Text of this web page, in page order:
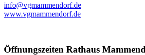
info@vgmammendorf.de
www.vgmammendorf.de
Öffnungszeiten Rathaus